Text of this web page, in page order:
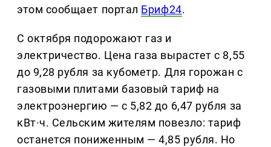
этом сообщает портал Бриф24.
С октября подорожают газ и
электричество. Цена газа вырастет с 8,55
до 9,28 рубля за кубометр. Для горожан с
газовыми плитами базовый тариф на
электроэнергию — с 5,82 до 6,47 рубля за
кВт·ч. Сельским жителям повезло: тариф
останется пониженным — 4,85 рубля. Но